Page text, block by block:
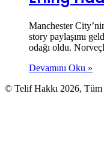
Manchester
story paylaşımı
odağı oldu.
Devamını Oku »
© Telif Hakkı 2026, Tüm